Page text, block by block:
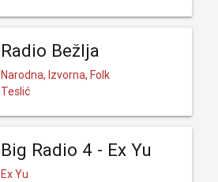
Radio Bežlja
Narodna, Izvorna, Folk
Teslić
Big Radio 4 - Ex Yu
Ex Yu